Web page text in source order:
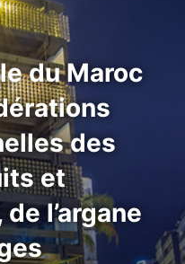
du Maroc
des
et
l’argane